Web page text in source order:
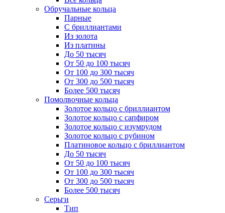
Обручальные кольца
Парные
С бриллиантами
Из золота
Из платины
До 50 тысяч
От 50 до 100 тысяч
От 100 до 300 тысяч
От 300 до 500 тысяч
Более 500 тысяч
Помолвочные кольца
Золотое кольцо с бриллиантом
Золотое кольцо с сапфиром
Золотое кольцо с изумрудом
Золотое кольцо с рубином
Платиновое кольцо с бриллиантом
До 50 тысяч
От 50 до 100 тысяч
От 100 до 300 тысяч
От 300 до 500 тысяч
Более 500 тысяч
Серьги
Тип